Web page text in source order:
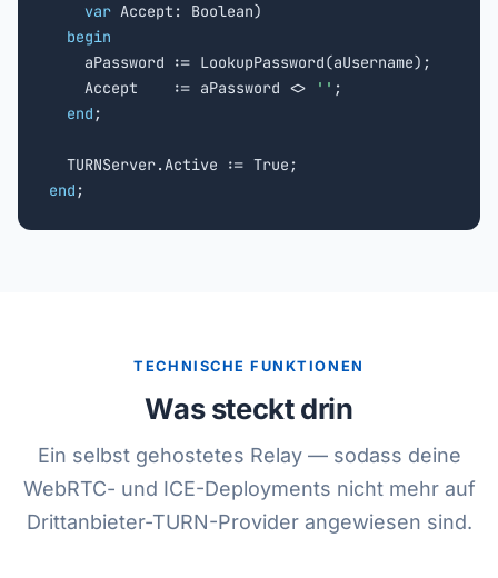
var Accept: Boolean)
begin
    aPassword := LookupPassword(aUsername);
    Accept    := aPassword <>
'' ;
end ;
end ;
TECHNISCHE FUNKTIONEN
Was steckt drin
Ein selbst gehostetes Relay — sodass deine
WebRTC- und ICE-Deployments nicht mehr auf
Drittanbieter-TURN-Provider angewiesen sind.